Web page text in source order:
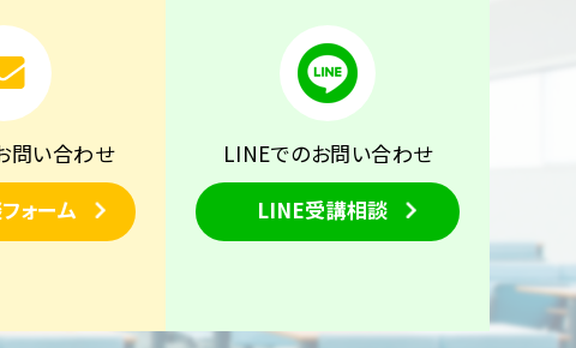
問い合わせ
ォーム
LINEでのお問い合わせ
LINE受講相談